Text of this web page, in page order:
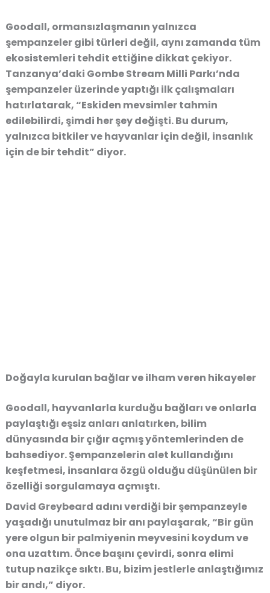
Goodall, ormansızlaşmanın yalnızca
şempanzeler gibi türleri değil, aynı zamanda tüm
ekosistemleri tehdit ettiğine dikkat çekiyor.
Tanzanya’daki Gombe Stream Milli Parkı’nda
şempanzeler üzerinde yaptığı ilk çalışmaları
hatırlatarak, “Eskiden mevsimler tahmin
edilebilirdi, şimdi her şey değişti. Bu durum,
yalnızca bitkiler ve hayvanlar için değil, insanlık
için de bir tehdit” diyor.
Doğayla kurulan bağlar ve ilham veren hikayeler
Goodall, hayvanlarla kurduğu bağları ve onlarla
paylaştığı eşsiz anları anlatırken, bilim
dünyasında bir çığır açmış yöntemlerinden de
bahsediyor. Şempanzelerin alet kullandığını
keşfetmesi, insanlara özgü olduğu düşünülen bir
özelliği sorgulamaya açmıştı.
David Greybeard adını verdiği bir şempanzeyle
yaşadığı unutulmaz bir anı paylaşarak, “Bir gün
yere olgun bir palmiyenin meyvesini koydum ve
ona uzattım. Önce başını çevirdi, sonra elimi
tutup nazikçe sıktı. Bu, bizim jestlerle anlaştığımız
bir andı,” diyor.